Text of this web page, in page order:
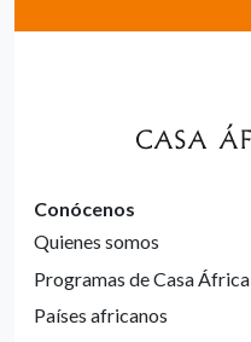
Conócenos
Quienes somos
Programas de Casa África
Países africanos